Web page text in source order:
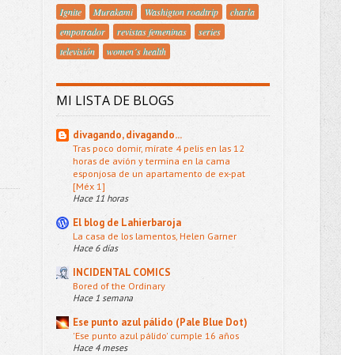
Ignite
Murakami Washigton roadtrip
charla
empotrador
revistas femeninas
series
televisión
women´s health
MI LISTA DE BLOGS
divagando, divagando...
Tras poco domir, mírate 4 pelis en las 12
horas de avión y termina en la cama
esponjosa de un apartamento de ex-pat
[Méx 1]
Hace 11 horas
El blog de Lahierbaroja
La casa de los lamentos, Helen Garner
Hace 6 días
INCIDENTAL COMICS
Bored of the Ordinary
Hace 1 semana
Ese punto azul pálido (Pale Blue Dot)
'Ese punto azul pálido' cumple 16 años
Hace 4 meses